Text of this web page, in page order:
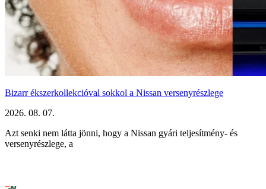
Bizarr ékszerkollekcióval sokkol a Nissan versenyrészlege
2026. 08. 07.
Azt senki nem látta jönni, hogy a Nissan gyári teljesítmény- és
versenyrészlege, a